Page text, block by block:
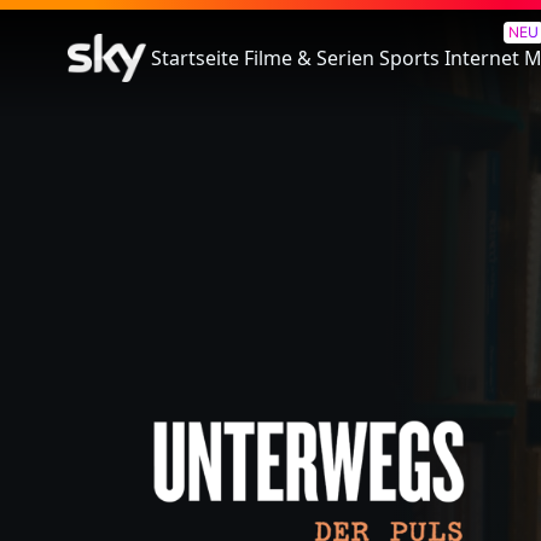
Startseite Filme & Serien Sports
NEU
Internet
Unterwegs - Der Puls Einer